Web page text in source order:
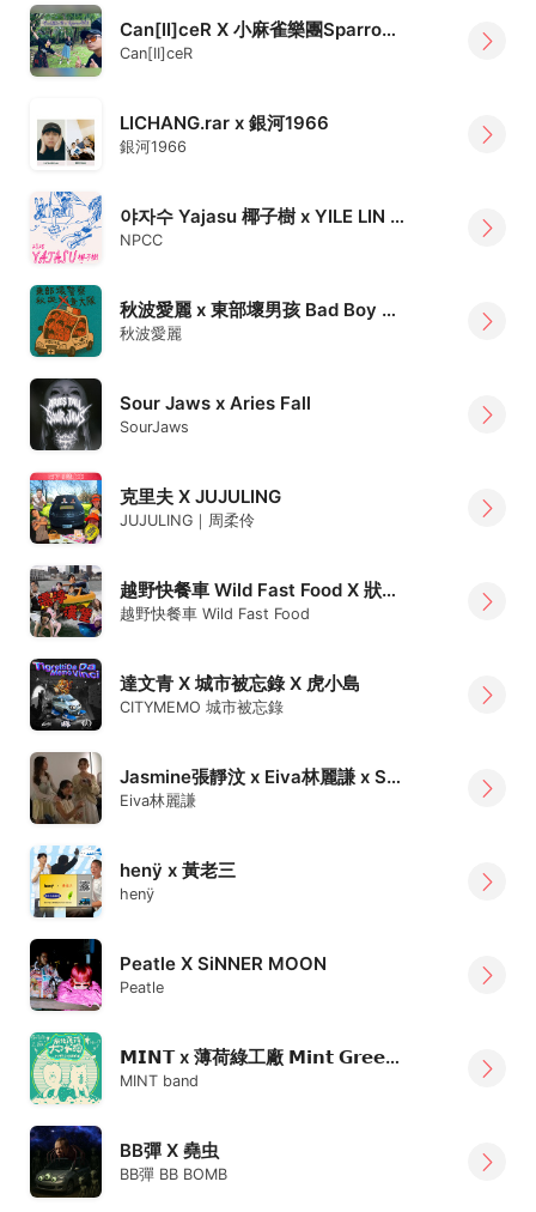
Can[II]ceR X 小麻雀樂團Sparrow 061
Can[II]ceR
LICHANG.rar x 銀河1966
銀河1966
야자수 Yajasu 椰子樹 x YILE LIN 林以樂
NPCC
秋波愛麗 x 東部壞男孩 Bad Boy From East
秋波愛麗
Sour Jaws x Aries Fall
SourJaws
克里夫 X JUJULING
JUJULING｜周柔伶
越野快餐車 Wild Fast Food X 狀態船 SituationShip
越野快餐車 Wild Fast Food
達文青 X 城市被忘錄 X 虎小島
CITYMEMO 城市被忘錄
Jasmine張靜汶 x Eiva林麗謙 x Soya許素瑄
Eiva林麗謙
henÿ x 黃老三
henÿ
Peatle X SiNNER MOON
Peatle
𝗠𝗜𝗡𝗧 x 薄荷綠工廠 𝗠𝗶𝗻𝘁 𝗚𝗿𝗲𝗲𝗡 𝗠𝗶𝗹𝗹
MINT band
BB彈 X 堯虫
BB彈 BB BOMB